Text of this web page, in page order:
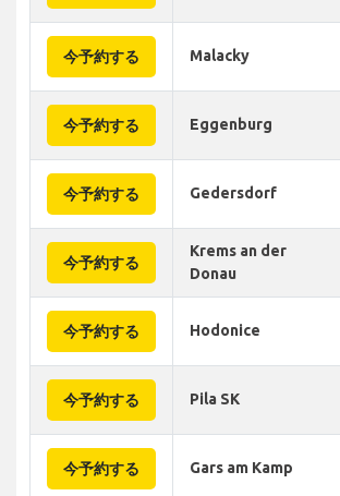
今予約する Malacky
今予約する Eggenburg
今予約する Gedersdorf
今予約する
Krems an der
Donau
今予約する Hodonice
今予約する Pila SK
今予約する Gars am Kamp